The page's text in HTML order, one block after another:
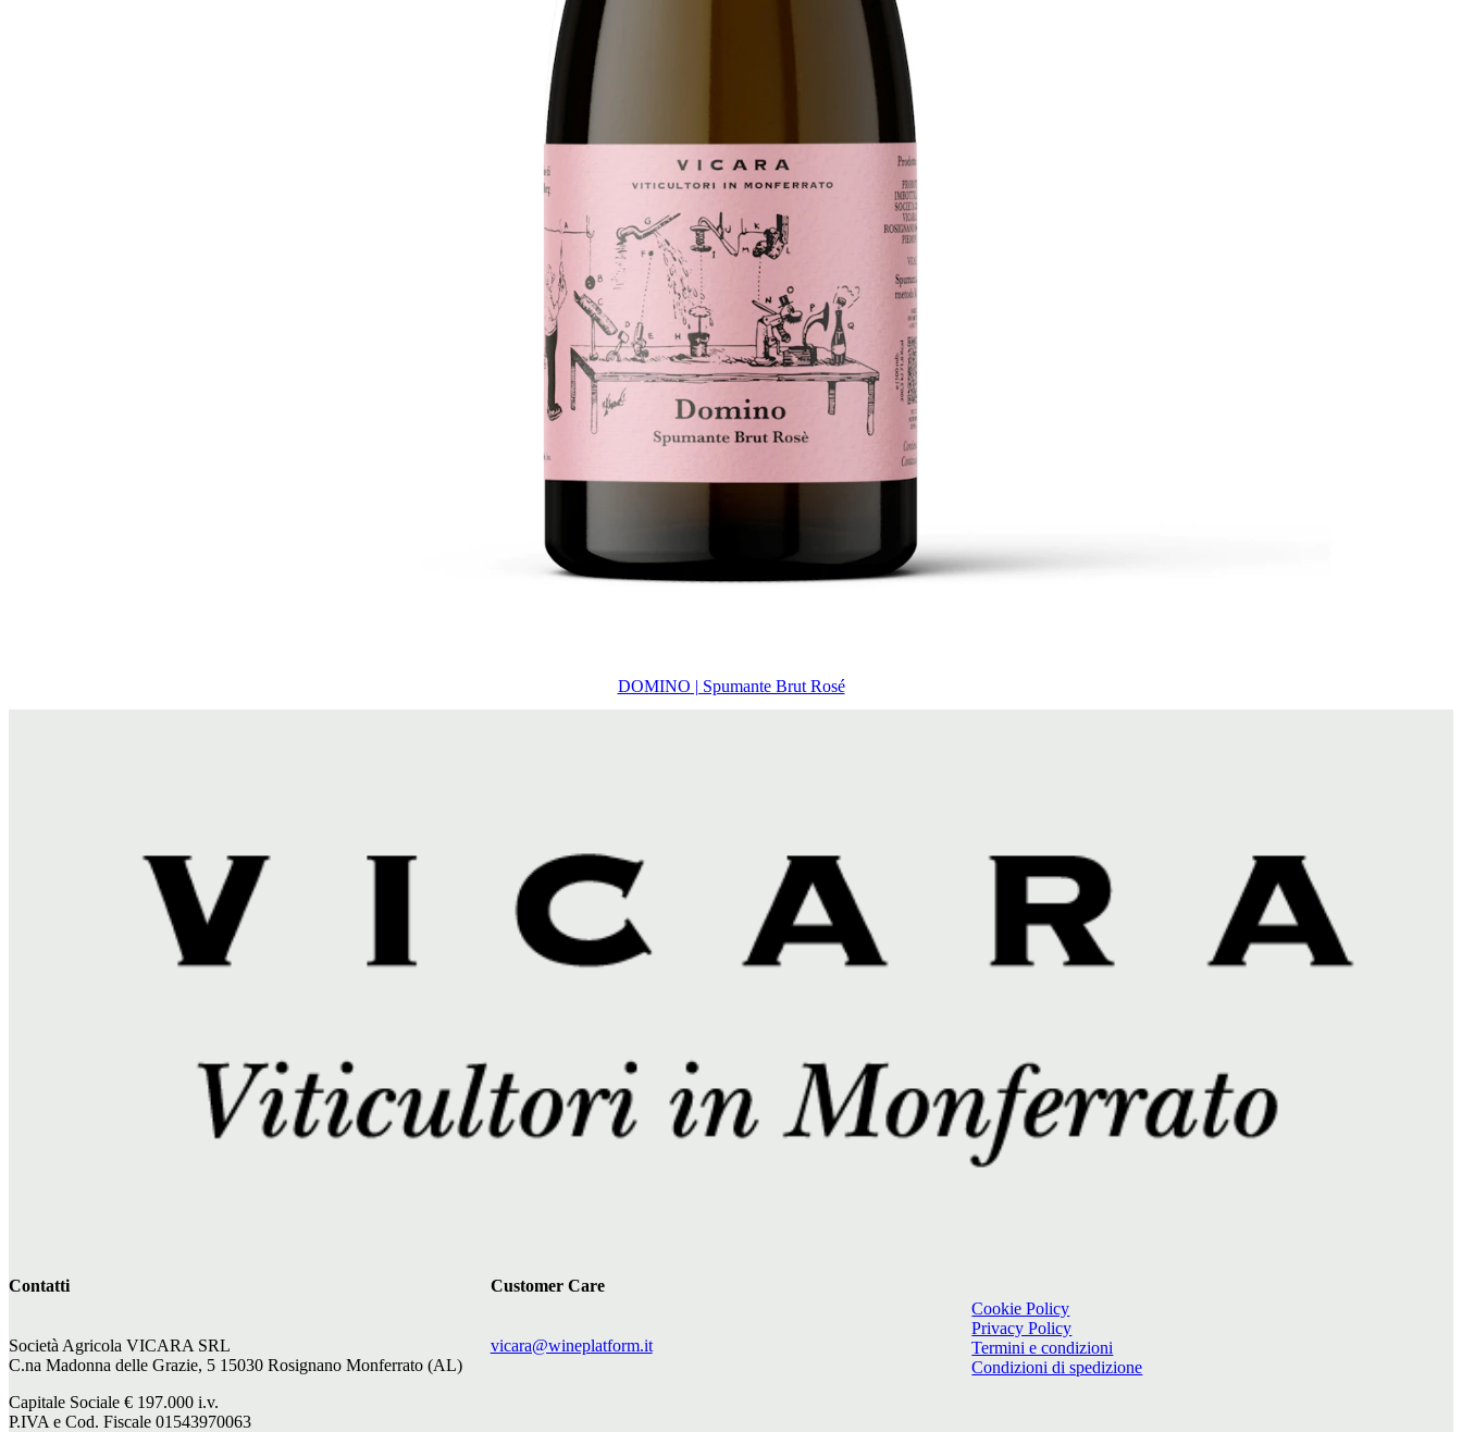
DOMINO | Spumante Brut Rosé
Contatti
Società Agricola VICARA SRL
C.na Madonna delle Grazie, 5 15030 Rosignano Monferrato (AL)
Capitale Sociale € 197.000 i.v.
P.IVA e Cod. Fiscale 01543970063
Customer Care
vicara@wineplatform.it
Cookie Policy
Privacy Policy
Termini e condizioni
Condizioni di spedizione